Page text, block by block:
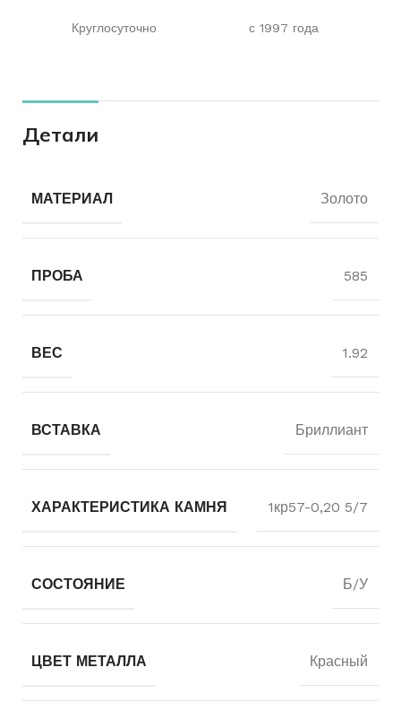
Круглосуточно с 1997 года
Детали
МАТЕРИАЛ Золото
ПРОБА 585
ВЕС 1.92
ВСТАВКА Бриллиант
ХАРАКТЕРИСТИКА КАМНЯ 1кр57-0,20 5/7
СОСТОЯНИЕ Б/У
ЦВЕТ МЕТАЛЛА Красный